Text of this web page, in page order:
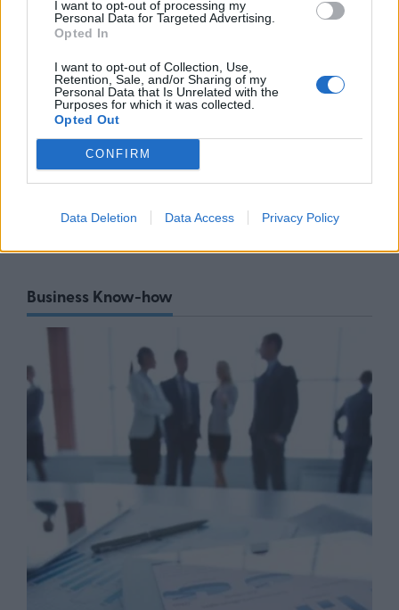
I want to opt-out of processing my
Personal Data for Targeted Advertising.
Opted In
I want to opt-out of Collection, Use,
Retention, Sale, and/or Sharing of my
Personal Data that Is Unrelated with the
Purposes for which it was collected.
Opted Out
CONFIRM
Data Deletion Data Access Privacy Policy
Ο Όμιλος Qualco επεκτείνει τη
την απόκτηση πλειοψηφικού
ποσοστού στη Multiverse
06/08/26 |17:45
ΕΥΑΘ: Αποκτά νέες
αρμοδιότητες και επεκτείνεται
στη Χαλκιδική
Business Know-how